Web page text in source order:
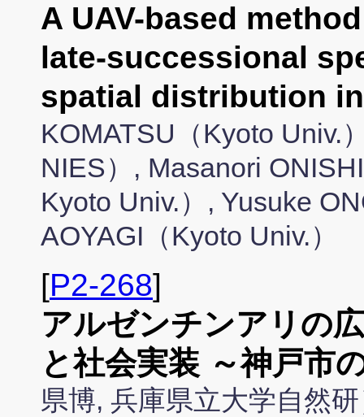
A UAV-based
late-successional
spatial distribution
KOMATSU（Kyoto Univ.
NIES）, Masanori
Kyoto Univ.）, Yusuke
AOYAGI（Kyoto Univ.）
[P2-268]
アルゼンチンアリの
と社会実装 ～神戸市
県博, 兵庫県立大学自然